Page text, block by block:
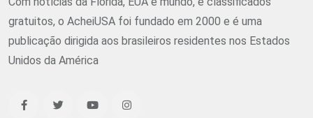
gratuitos, o AcheiUSA foi fundado em 2000 e é uma
publicação dirigida aos brasileiros residentes nos Estados
Unidos da América